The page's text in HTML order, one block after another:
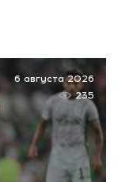
6 августа 2026
235